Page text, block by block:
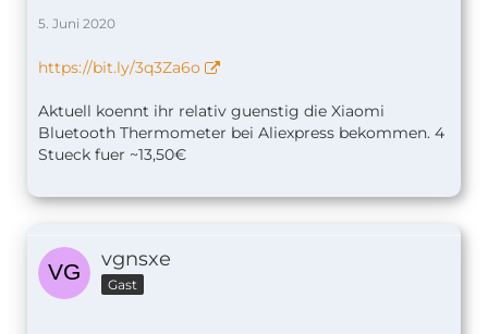
5. Juni 2020
https://bit.ly/3q3Za6o
Aktuell koennt ihr relativ guenstig die Xiaomi
Bluetooth Thermometer bei Aliexpress bekommen. 4
Stueck fuer ~13,50€
vgnsxe
Gast